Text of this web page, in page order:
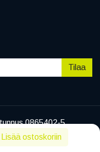
Lisää ostoskoriin
Tilaa
0865402-5